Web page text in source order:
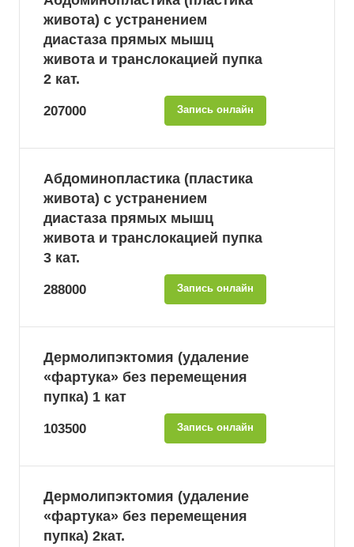
живота) с устранением
диастаза прямых мышц
живота и транслокацией пупка
2 кат.
207000 Запись онлайн
Абдоминопластика (пластика
живота) с устранением
диастаза прямых мышц
живота и транслокацией пупка
3 кат.
288000 Запись онлайн
Дермолипэктомия (удаление
«фартука» без перемещения
пупка) 1 кат
103500 Запись онлайн
Дермолипэктомия (удаление
«фартука» без перемещения
пупка) 2кат.